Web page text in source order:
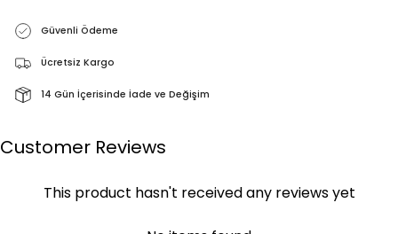
Güvenli Ödeme
Ücretsiz Kargo
14 Gün İçerisinde İade ve Değişim
Customer Reviews
This product hasn't received any reviews yet